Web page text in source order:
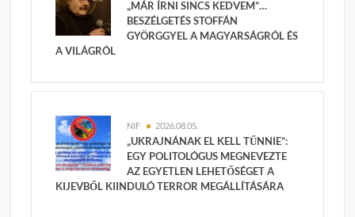
„MÁR ÍRNI SINCS KEDVEM”…
BESZÉLGETÉS STOFFÁN
GYÖRGGYEL A MAGYARSÁGRÓL ÉS
A VILÁGRÓL
NIF 2026.08.05.
„UKRAJNÁNAK EL KELL TŰNNIE”:
EGY POLITOLÓGUS MEGNEVEZTE
AZ EGYETLEN LEHETŐSÉGET A
KIJEVBŐL KIINDULÓ TERROR MEGÁLLÍTÁSÁRA